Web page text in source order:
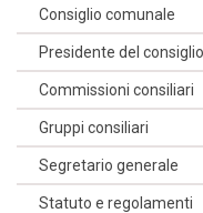
Consiglio comunale
Presidente del
Commissioni consiliari
Gruppi consiliari
Segretario generale
Statuto e regolamenti